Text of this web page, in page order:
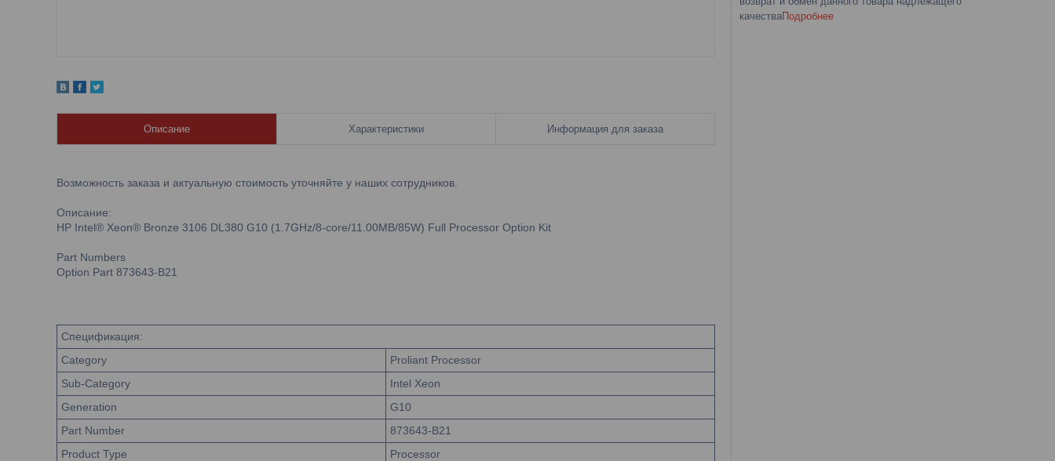
Описание Характеристики Информация для заказа
Возможность заказа и актуальную стоимость уточняйте у наших сотрудников.
Описание:
HP Intel® Xeon® Bronze 3106 DL380 G10 (1.7GHz/8-core/11.00MB/85W) Full Processor Option Kit
Part Numbers
Option Part 873643-B21
Спецификация:
Category
Proliant Processor
Sub-Category
Intel Xeon
Generation
G10
Part Number
873643-B21
Product Type
Processor
качестваПодробнее